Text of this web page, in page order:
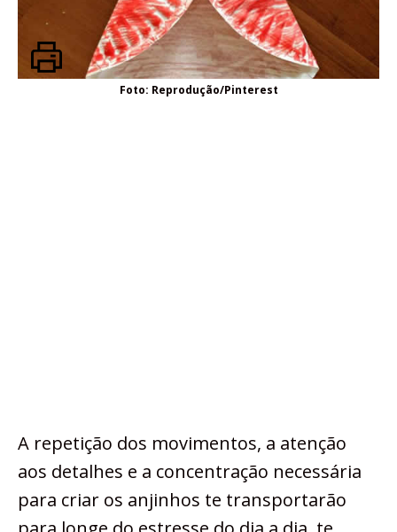
Foto: Reprodução/Pinterest
A repetição dos movimentos, a atenção
aos detalhes e a concentração necessária
para criar os anjinhos te transportarão